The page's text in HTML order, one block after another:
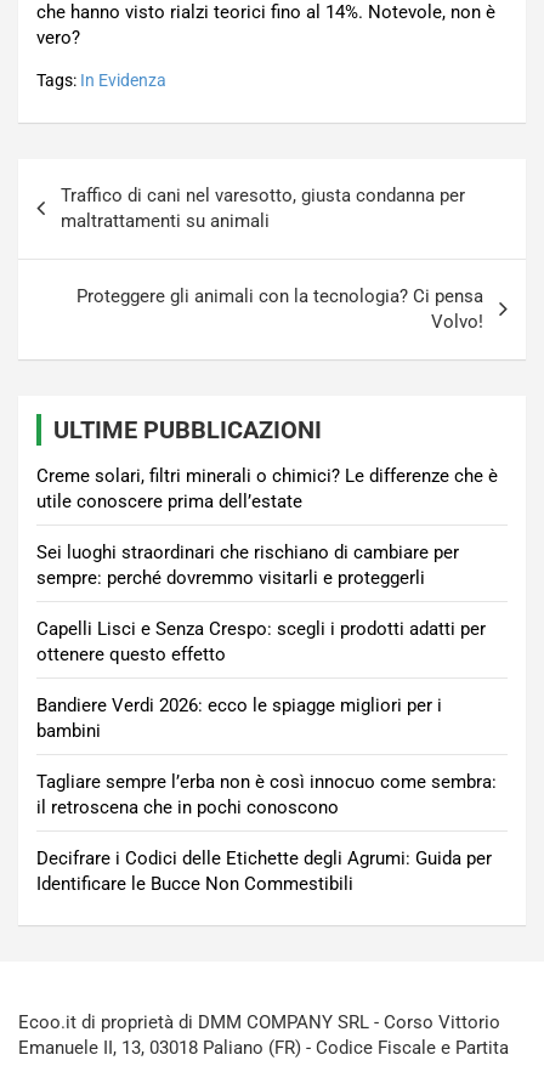
che hanno visto rialzi teorici fino al 14%. Notevole, non è
vero?
Tags: In Evidenza
articoli
Traffico di cani nel varesotto, giusta condanna per
maltrattamenti su animali
Proteggere gli animali con la tecnologia? Ci pensa
Volvo!
ULTIME PUBBLICAZIONI
Creme solari, filtri minerali o chimici? Le differenze che è
utile conoscere prima dell’estate
Sei luoghi straordinari che rischiano di cambiare per
sempre: perché dovremmo visitarli e proteggerli
Capelli Lisci e Senza Crespo: scegli i prodotti adatti per
ottenere questo effetto
Bandiere Verdi 2026: ecco le spiagge migliori per i
bambini
Tagliare sempre l’erba non è così innocuo come sembra:
il retroscena che in pochi conoscono
Decifrare i Codici delle Etichette degli Agrumi: Guida per
Identificare le Bucce Non Commestibili
Ecoo.it di proprietà di DMM COMPANY SRL - Corso Vittorio
Emanuele II, 13, 03018 Paliano (FR) - Codice Fiscale e Partita